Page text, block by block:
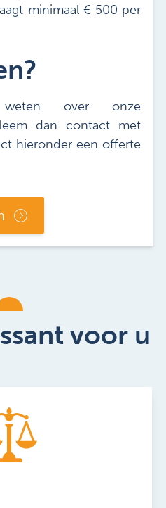
minimaal € 500 per
over onze
dan contact met
hieronder een offerte
voor u